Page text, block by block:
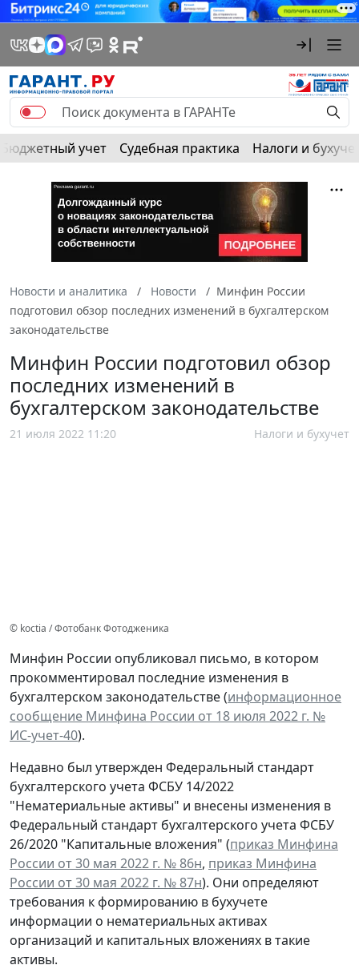
Бюджетный учет Судебная практика Налоги и
Новости и аналитика Новости
Минфин России
подготовил обзор последних изменений в бухгалтерском
законодательстве
Минфин России подготовил обзор
последних изменений в
бухгалтерском законодательстве
21 июля 2022 11:20 Налоги и бухучет
© koctia / Фотобанк Фотодженика
Минфин России опубликовал письмо, в котором
прокомментировал последние изменения в
бухгалтерском законодательстве (информационное
сообщение Минфина России от 18 июля 2022 г. №
ИС-учет-40).
Недавно был утвержден Федеральный стандарт
бухгалтерского учета ФСБУ 14/2022
"Нематериальные активы" и внесены изменения в
Федеральный стандарт бухгалтерского учета ФСБУ
26/2020 "Капитальные вложения" (приказ Минфина
России от 30 мая 2022 г. № 86н, приказ Минфина
России от 30 мая 2022 г. № 87н). Они определяют
требования к формированию в бухучете
информации о нематериальных активах
организаций и капитальных вложениях в такие
активы.